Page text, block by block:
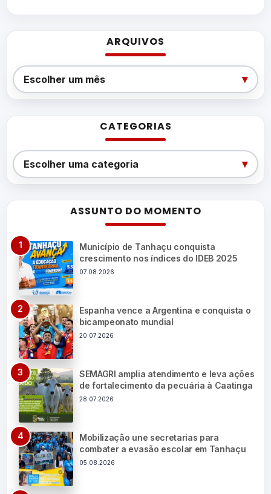
ARQUIVOS
Arquivos
Escolher um mês ▾
CATEGORIAS
Categorias
Escolher uma categoria ▾
ASSUNTO DO MOMENTO
Município de Tanhaçu conquista
crescimento nos índices do IDEB 2025
07.08.2026
Espanha vence a Argentina e conquista o
bicampeonato mundial
20.07.2026
SEMAGRI amplia atendimento e leva ações
de fortalecimento da pecuária à Caatinga
28.07.2026
Mobilização une secretarias para
combater a evasão escolar em Tanhaçu
05.08.2026